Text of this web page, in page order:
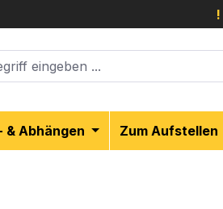
!
& Abhängen Zum Aufstellen